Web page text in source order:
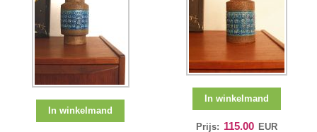
In winkelmand
In winkelmand
Prijs: 115.00 EUR